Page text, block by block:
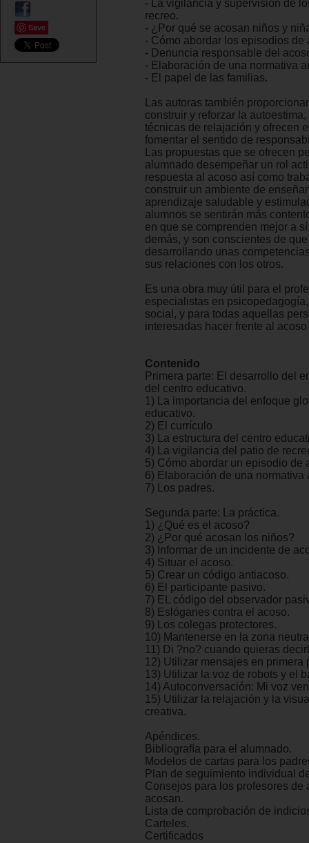
Save
- La vigilancia y supervisión de
recreo.
- ¿Por qué se acosan niños y
- Cómo abordar los episodios de
- Denuncia responsable del
- Elaboración de una normativa
- El papel de las familias.
Las autoras también
construir y reforzar la
técnicas de relajación y ofrecen
fomentar el sentido de
Las propuestas que se ofrecen
alumnado desempeñar un rol
respuesta al acoso así como
construir un ambiente de
aprendizaje saludable y
alumnos se sentirán más
en que se comprenden mejor a
demás, y son conscientes de
desarrollando unas
sus relaciones con los otros.
Es una obra muy útil para el
especialistas en
social, y para todas aquellas
interesadas hacer frente al
Contenido
Primera parte: El desarrollo del
del centro educativo.
1) La importancia del enfoque
educativo.
2) El currículo
3) La estructura del centro
4) La vigilancia del patio de
5) Cómo abordar un episodio de
6) Elaboración de una normativa
7) Los padres.
Segunda parte: La práctica.
1) ¿Qué es el acoso?
2) ¿Por qué acosan los niños?
3) Informar de un incidente de
4) Situar el acoso.
5) Crear un código antiacoso.
6) El participante pasivo.
7) EL código del observador
8) Eslóganes contra el acoso.
9) Los colegas protectores.
10) Mantenerse en la zona
11) Di ?no? cuando quieras
12) Utilizar mensajes en primera
13) Utilizar la voz de robots y el
14) Autoconversación: Mi voz
15) Utilizar la relajación y la
creativa.
Apéndices.
Bibliografía para el alumnado.
Modelos de cartas para los
Plan de seguimiento individual
Consejos para los profesores de
acosan.
Lista de comprobación de
Carteles.
Certificados